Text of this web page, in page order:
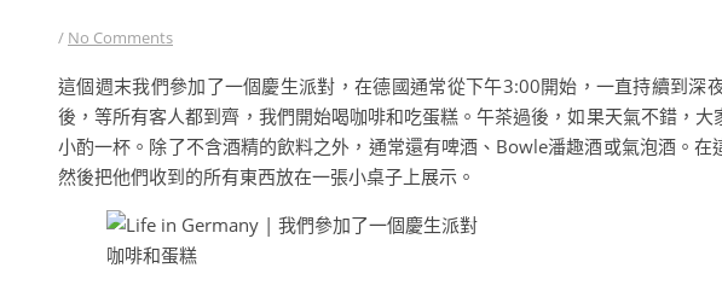
/ No Comments
這個週末我們參加了一個慶生派對，在德國通常從下午3:00開始，一直持續到深
後，等所有客人都到齊，我們開始喝咖啡和吃蛋糕。午茶過後，如果天氣不錯，
小酌一杯。除了不含酒精的飲料之外，通常還有啤酒、Bowle潘趣酒或氣泡酒。在
然後把他們收到的所有東西放在一張小桌子上展示。
咖啡和蛋糕